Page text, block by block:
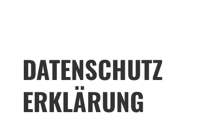
DATENSCHUTZ
ERKLÄRUNG